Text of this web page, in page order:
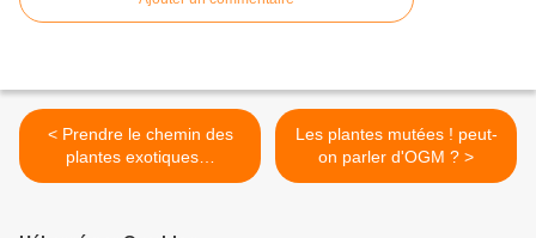
< Prendre le chemin des
plantes exotiques…
Les plantes mutées ! peut-
on parler d'OGM ? >